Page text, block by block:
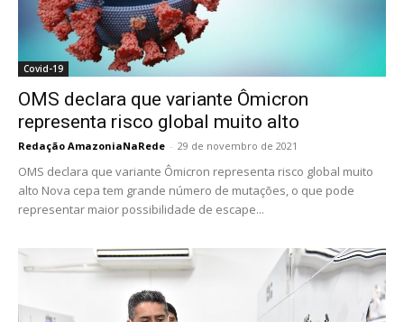
Covid-19
OMS declara que variante Ômicron
representa risco global muito alto
Redação AmazoniaNaRede - 29 de novembro de 2021
OMS declara que variante Ômicron representa risco global muito
alto Nova cepa tem grande número de mutações, o que pode
representar maior possibilidade de escape...